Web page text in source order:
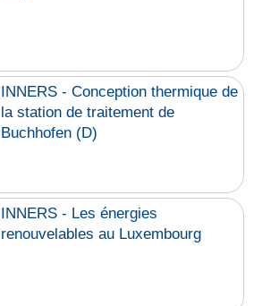
INNERS - Conception thermique de
la station de traitement de
Buchhofen (D)
INNERS - Les énergies
renouvelables au Luxembourg